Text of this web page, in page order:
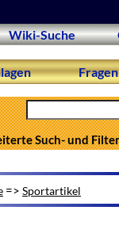
Wiki-Suche
Such- und
=> Sportartikel